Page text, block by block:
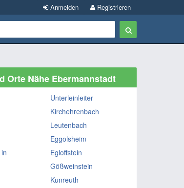
Registrieren
Anmelden
Orte Nähe Ebermannstadt
Unterleinleiter
Kirchehrenbach
Leutenbach
Eggolsheim
Egloffstein
Gößweinstein
Kunreuth